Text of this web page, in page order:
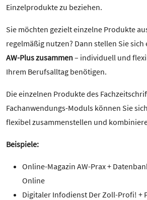
Einzelprodukte zu beziehen.
Sie möchten gezielt einzelne Produkte
regelmäßig nutzen? Dann stellen Sie
AW-Plus zusammen– individuell und
Ihrem Berufsalltag benötigen.
Die einzelnen Produkte des
Fachanwendungs-Moduls können Sie
flexibel zusammenstellen und
Beispiele:
Online-Magazin AW-Prax +
Online
Digitaler Infodienst Der Zoll-Profi! +